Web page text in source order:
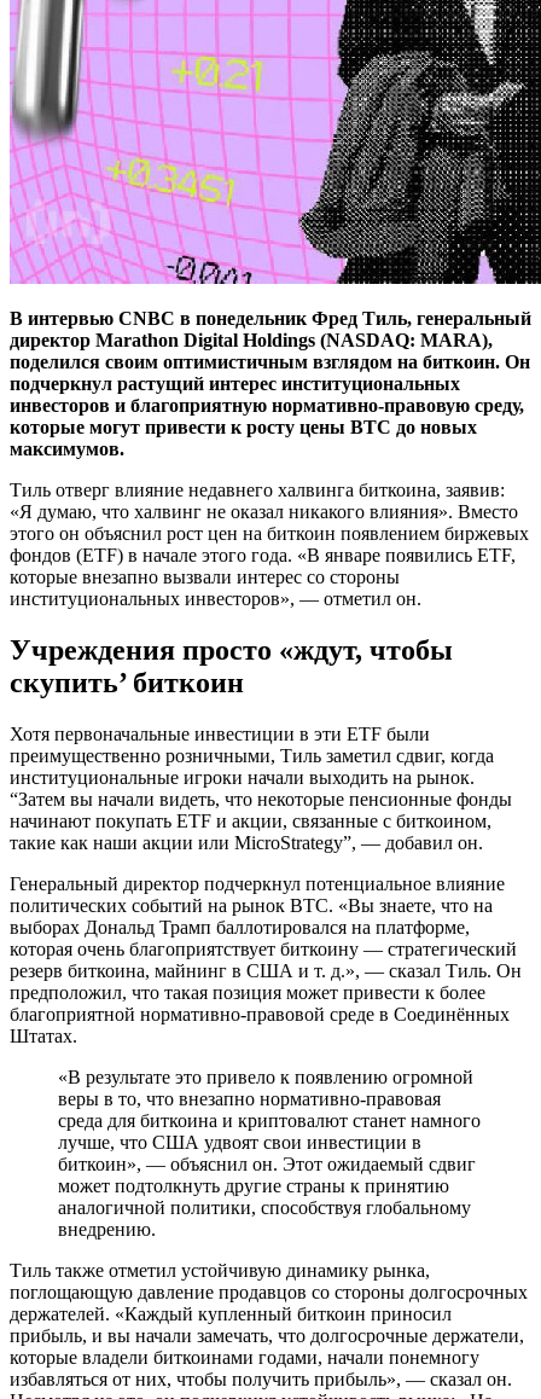
В интервью CNBC в понедельник Фред Тиль, генеральный
директор Marathon Digital Holdings (NASDAQ: MARA),
поделился своим оптимистичным взглядом на биткоин. Он
подчеркнул растущий интерес институциональных
инвесторов и благоприятную нормативно-правовую среду,
которые могут привести к росту цены BTC до новых
максимумов.
Тиль отверг влияние недавнего халвинга биткоина, заявив:
«Я думаю, что халвинг не оказал никакого влияния». Вместо
этого он объяснил рост цен на биткоин появлением биржевых
фондов (ETF) в начале этого года. «В январе появились ETF,
которые внезапно вызвали интерес со стороны
институциональных инвесторов», — отметил он.
Учреждения просто «ждут, чтобы
скупить’ биткоин
Хотя первоначальные инвестиции в эти ETF были
преимущественно розничными, Тиль заметил сдвиг, когда
институциональные игроки начали выходить на рынок.
“Затем вы начали видеть, что некоторые пенсионные фонды
начинают покупать ETF и акции, связанные с биткоином,
такие как наши акции или MicroStrategy”, — добавил он.
Генеральный директор подчеркнул потенциальное влияние
политических событий на рынок BTC. «Вы знаете, что на
выборах Дональд Трамп баллотировался на платформе,
которая очень благоприятствует биткоину — стратегический
резерв биткоина, майнинг в США и т. д.», — сказал Тиль. Он
предположил, что такая позиция может привести к более
благоприятной нормативно-правовой среде в Соединённых
Штатах.
«В результате это привело к появлению огромной
веры в то, что внезапно нормативно-правовая
среда для биткоина и криптовалют станет намного
лучше, что США удвоят свои инвестиции в
биткоин», — объяснил он. Этот ожидаемый сдвиг
может подтолкнуть другие страны к принятию
аналогичной политики, способствуя глобальному
внедрению.
Тиль также отметил устойчивую динамику рынка,
поглощающую давление продавцов со стороны долгосрочных
держателей. «Каждый купленный биткоин приносил
прибыль, и вы начали замечать, что долгосрочные держатели,
которые владели биткоинами годами, начали понемногу
избавляться от них, чтобы получить прибыль», — сказал он.